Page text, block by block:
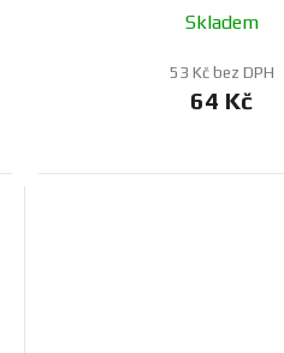
Skladem
53 Kč bez DPH
64 Kč